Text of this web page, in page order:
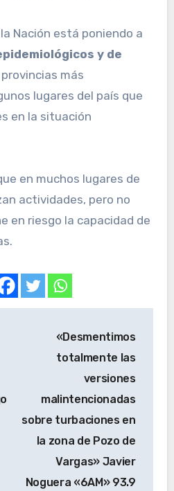
Nación está poniendo a
y de
más
lugares del país que
en la situación
en muchos lugares de
actividades, pero no
en riesgo la capacidad de
«Desmentimos
totalmente las
versiones
malintencionadas
sobre turbaciones en
la zona de Pozo de
Vargas» Javier
Noguera «6AM» 93.9